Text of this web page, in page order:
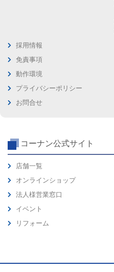
採用情報
免責事項
動作環境
プライバシーポリシー
お問合せ
コーナン公式サイト
店舗一覧
オンラインショップ
法人様営業窓口
イベント
リフォーム